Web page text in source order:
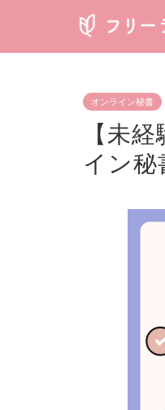
オンライン秘書
【未
イン秘